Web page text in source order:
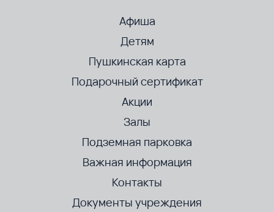
Афиша
Детям
Пушкинская карта
Подарочный сертификат
Акции
Залы
Подземная парковка
Важная информация
Контакты
Документы учреждения